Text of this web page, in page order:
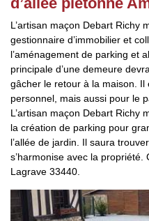
L’artisan maçon Debart Richy
gestionnaire d’immobilier et
l’aménagement de parking et
principale d’une demeure
gâcher le retour à la maison.
personnel, mais aussi pour le
L’artisan maçon Debart Richy
la création de parking pour
l’allée de jardin. Il saura
s’harmonise avec la propriété.
Lagrave 33440.